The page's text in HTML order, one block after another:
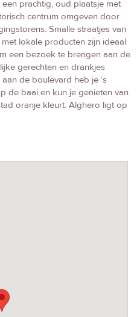
prachtig, oud plaatsje met
centrum omgeven door
Smalle straatjes van
lokale producten zijn ideaal
een bezoek te brengen aan de
gerechten en drankjes
de boulevard heb je ‘s
de baai en kun je genieten van
oranje kleurt. Alghero ligt op